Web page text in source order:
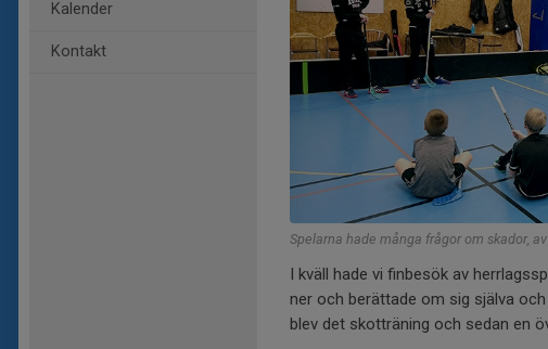
Kalender
Kontakt
Spelarna hade många frågor om skador,
I kväll hade vi finbesök av
ner och berättade om sig själva
blev det skotträning och sedan en